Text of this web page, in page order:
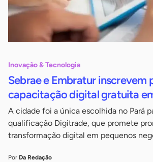
Inovação & Tecnologia
Sebrae e Embratur inscrevem
capacitação digital gratuita
A cidade foi a única escolhida no Pará
qualificação Digitrade, que promete
transformação digital em pequenos
Por Da Redação